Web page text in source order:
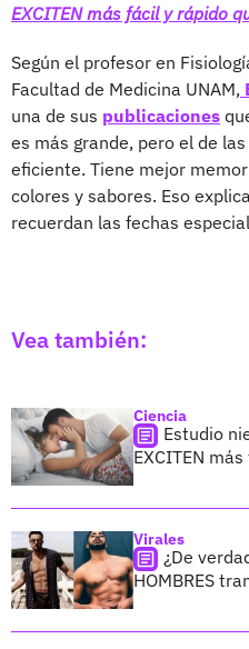
EXCITEN más fácil y rápido
Según el profesor en
Facultad de Medicina UNAM,
una de sus publicaciones
es más grande, pero el de
eficiente. Tiene mejor
colores y sabores. Eso
recuerdan las fechas
Vea también:
Ciencia
Estudio
EXCITEN
Virales
¿De
HOMBRES